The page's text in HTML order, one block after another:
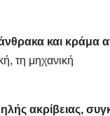
και κράμα
τη μηχανική
ακρίβειας,